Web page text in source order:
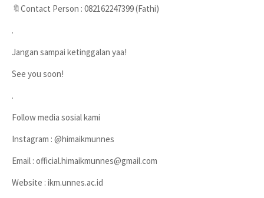
🔖Contact Person : 082162247399 (Fathi)
.
Jangan sampai ketinggalan yaa!
See you soon!
.
Follow media sosial kami
Instagram : @himaikmunnes
Email : official.himaikmunnes@gmail.com
Website : ikm.unnes.ac.id